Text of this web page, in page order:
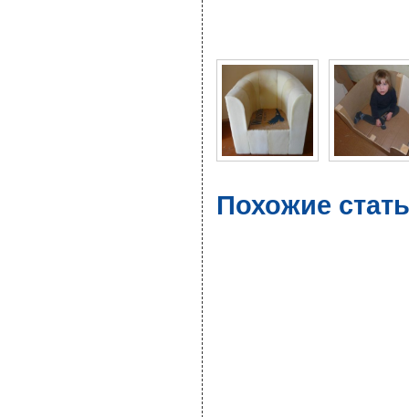
Похожие